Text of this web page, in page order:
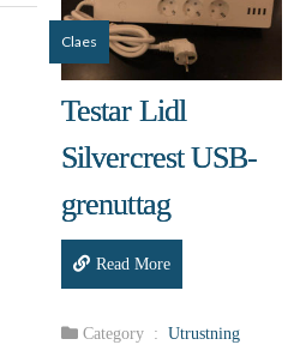
Claes
Testar Lidl
Silvercrest USB-
grenut­tag
Read More
Category : Utrustning